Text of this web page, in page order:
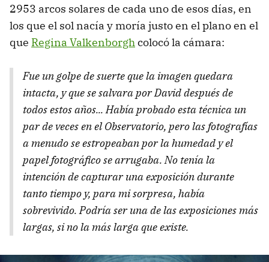
2953 arcos solares de cada uno de esos días, en
los que el sol nacía y moría justo en el plano en el
que Regina Valkenborghcolocó la cámara:
Fue un golpe de suerte que la imagen quedara
intacta, y que se salvara por David después de
todos estos años... Había probado esta técnica un
par de veces en el Observatorio, pero las fotografías
a menudo se estropeaban por la humedad y el
papel fotográfico se arrugaba. No tenía la
intención de capturar una exposición durante
tanto tiempo y, para mi sorpresa, había
sobrevivido. Podría ser una de las exposiciones más
largas, si no la más larga que existe.